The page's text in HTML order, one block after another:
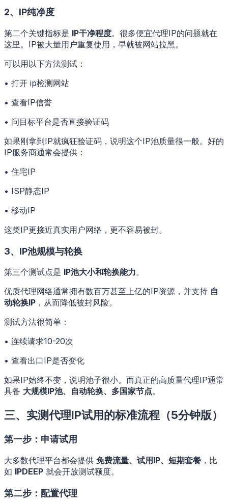
2、IP纯净度
第二个关键指标是 IP干净程度。很多便宜代理IP的问题就在
这里。IP被大量用户重复使用，早就被网站拉黑。
可以用以下方法测试：
• 打开 ip检测网站
• 查看IP信誉
• 问目标平台是否直接验证码
如果刚拿到IP就疯狂验证码，说明这个IP池质量很一般。好的
IP服务商通常会提供：
• 住宅IP
• ISP静态IP
• 移动IP
这类IP更接近真实用户网络，更不容易被封。
3、IP池规模与轮换
第三个测试点是 IP池大小和轮换能力。
优质代理网络通常拥有数百万甚至上亿的IP资源，并支持 自
动轮换IP ，从而降低被封风险。
测试方法很简单：
• 连续请求10-20次
• 查看出口IP是否变化
如果IP始终不变，说明池子很小。而真正的高质量代理IP通常
具备 大规模IP池、自动轮换、多国家节点。
三、实测代理IP试用的标准流程（5分钟版）
第一步：申请试用
大多数代理平台都会提供 免费流量、试用IP、短期套餐 ，比
如 IPDEEP 就会开放测试额度。
第二步：配置代理